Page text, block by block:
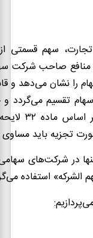
قانون تجارت، سهم
منافع صاحب شرکت
را نشان می‌دهد و
تقسیم می‌گردد و
سهام، سرمایه
تجزیه باید مساوی
در شرکت‌های
الشرکه» استفاده